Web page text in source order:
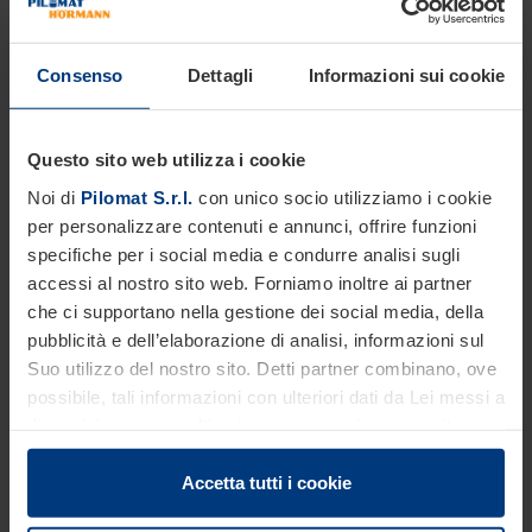
Consenso Dettagli Informazioni sui cookie
Questo sito web utilizza i cookie
Noi di Pilomat S.r.l. con unico socio utilizziamo i cookie
per personalizzare contenuti e annunci, offrire funzioni
specifiche per i social media e condurre analisi sugli
accessi al nostro sito web. Forniamo inoltre ai partner
che ci supportano nella gestione dei social media, della
pubblicità e dell’elaborazione di analisi, informazioni sul
Suo utilizzo del nostro sito. Detti partner combinano, ove
possibile, tali informazioni con ulteriori dati da Lei messi a
con il Suo impiego dei servizi offerti.
Le disposizioni di legge ci autorizzano a salvare i cookie
sul Suo dispositivo in tutti quei casi in cui essi sono
Accetta tutti i cookie
AR580
In superficie
Struttura ad arco con tre punti d’appoggio e grande
ampiezza
AR600
A forma di triangolo rovesciato